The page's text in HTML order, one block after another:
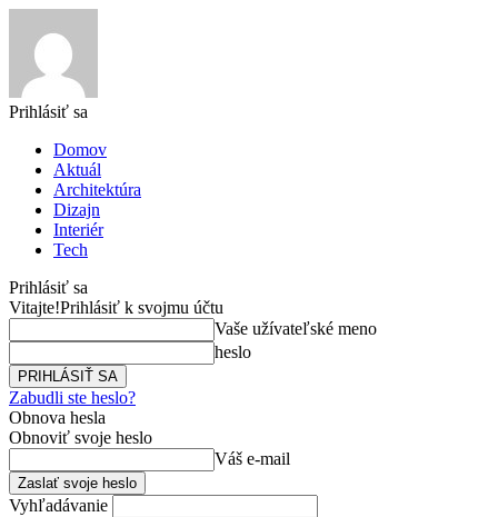
Prihlásiť sa
Domov
Aktuál
Architektúra
Dizajn
Interiér
Tech
Prihlásiť sa
Vitajte!Prihlásiť k svojmu účtu
Vaše užívateľské meno
heslo
Zabudli ste heslo?
Obnova hesla
Obnoviť svoje heslo
Váš e-mail
Vyhľadávanie